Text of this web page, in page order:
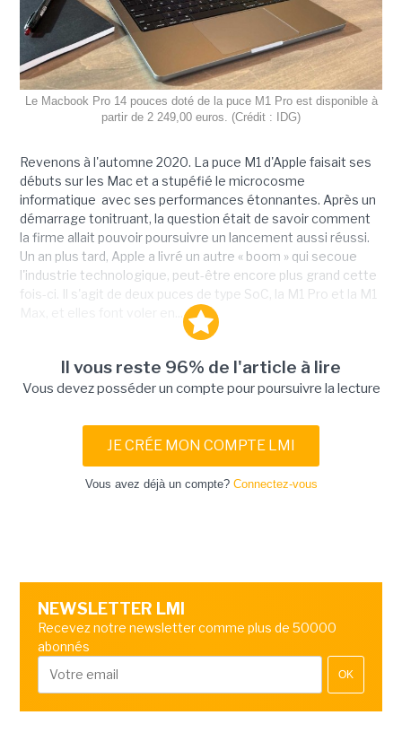
Le Macbook Pro 14 pouces doté de la puce M1 Pro est disponible à
partir de 2 249,00 euros. (Crédit : IDG)
Revenons à l'automne 2020. La puce M1 d'Apple faisait ses
débuts sur les Mac et a stupéfié le microcosme
informatique avec ses performances étonnantes. Après un
démarrage tonitruant, la question était de savoir comment
la firme allait pouvoir poursuivre un lancement aussi réussi.
Un an plus tard, Apple a livré un autre « boom » qui secoue
l'industrie technologique, peut-être encore plus grand cette
fois-ci. Il s'agit de deux puces de type SoC, la M1 Pro et la M1
Il vous reste 96% de l'article à lire
Vous devez posséder un compte pour poursuivre la lecture
JE CRÉE MON COMPTE LMI
Vous avez déjà un compte? Connectez-vous
NEWSLETTER LMI
Recevez notre newsletter comme plus de 50000
abonnés
OK